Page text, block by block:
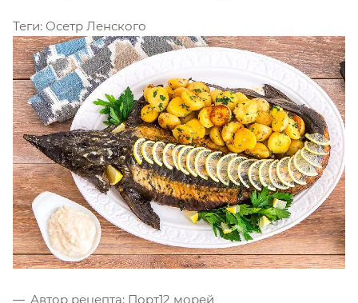
Теги: Осетр Ленского
Автор рецепта: Порт12 морей